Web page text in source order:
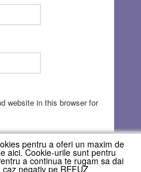
website in this browser for
pentru a oferi un maxim de
aici. Cookie-urile sunt pentru
a continua te rugam sa dai
caz negativ pe REFUZ